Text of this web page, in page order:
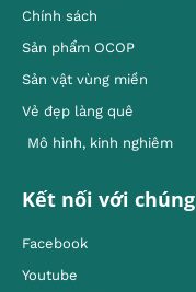
Chính sách
Sản phẩm OCOP
Sản vật vùng miền
Vẻ đẹp làng quê
Mô hình, kinh nghiêm
Kết nối với
Facebook
Youtube